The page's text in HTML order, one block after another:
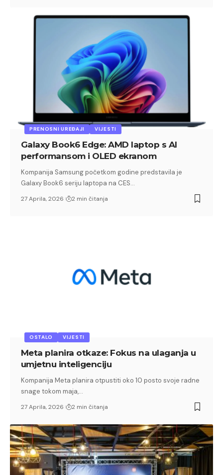
PRENOSNI UREĐAJI VIJESTI
Galaxy Book6 Edge: AMD laptop s AI
performansom i OLED ekranom
Kompanija Samsung početkom godine predstavila je
Galaxy Book6 seriju laptopa na CES…
27 Aprila, 2026 2 min čitanja
OSTALO VIJESTI
Meta planira otkaze: Fokus na ulaganja u
umjetnu inteligenciju
Kompanija Meta planira otpustiti oko 10 posto svoje radne
snage tokom maja,…
27 Aprila, 2026 2 min čitanja